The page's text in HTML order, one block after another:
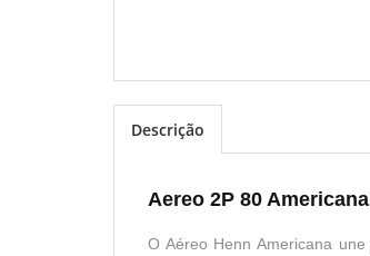
Descrição
Aereo 2P 80
O Aéreo Henn Americana